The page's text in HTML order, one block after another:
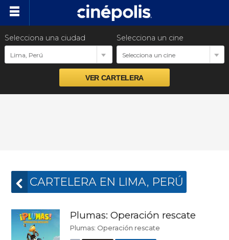
Cartelera
Próximos estrenos
Preventas
Selecciona una ciudad
Lima, Perú
Selecciona un cine
Selecciona un cine
CARTELERA EN LIMA, PERÚ
Plumas: Operación rescate
Plumas: Operación rescate